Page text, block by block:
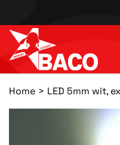
Home LED 5mm wit,